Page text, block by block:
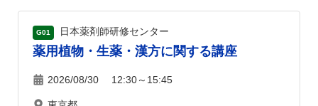
G01 日本薬剤師研修センター
薬用植物・生薬・漢方に関する講座
2026/08/30 12:30～15:45